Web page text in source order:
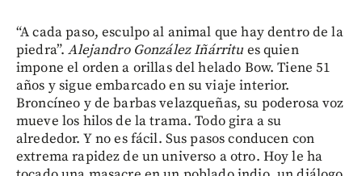
“A cada paso, esculpo al animal que hay dentro de la
piedra”.Alejandro González Iñárritu es quien
impone el orden a orillas del helado Bow. Tiene 51
años y sigue embarcado en su viaje interior.
Broncíneo y de barbas velazqueñas, su poderosa voz
mueve los hilos de la trama. Todo gira a su
alrededor. Y no es fácil. Sus pasos conducen con
extrema rapidez de un universo a otro. Hoy le ha